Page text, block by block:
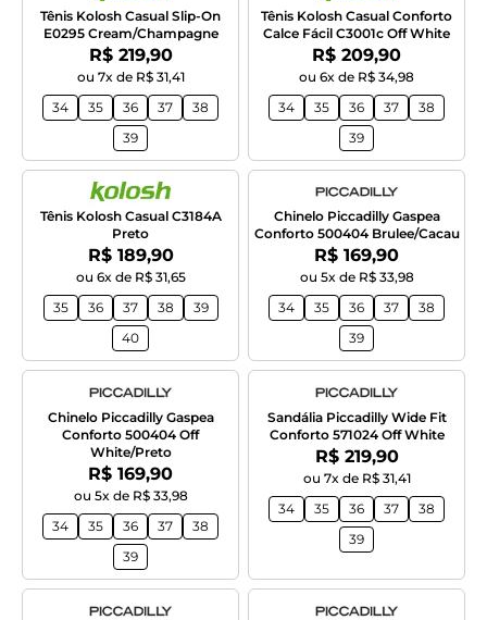
Tênis Kolosh Casual Slip-On
E0295 Cream/Champagne
Por:
R$ 219,90
ou 7x de R$ 31,41
34
35 36 37
38
39
Tênis Kolosh Casual Conforto
Calce Fácil C3001c Off White
Por:
R$ 209,90
ou 6x de R$ 34,98
34
35 36 37
38
39
Tênis Kolosh Casual C3184A
Preto
Por:
R$ 189,90
ou 6x de R$ 31,65
35
36 37 38
39
40
Chinelo Piccadilly Gaspea
Conforto 500404 Brulee/Cacau
Por:
R$ 169,90
ou 5x de R$ 33,98
34
35 36 37
38
39
Chinelo Piccadilly Gaspea
Conforto 500404 Off
White/Preto
Por:
R$ 169,90
ou 5x de R$ 33,98
34
35 36 37
38
39
Sandália Piccadilly Wide Fit
Conforto 571024 Off White
Por:
R$ 219,90
ou 7x de R$ 31,41
34
35 36 37
38
39